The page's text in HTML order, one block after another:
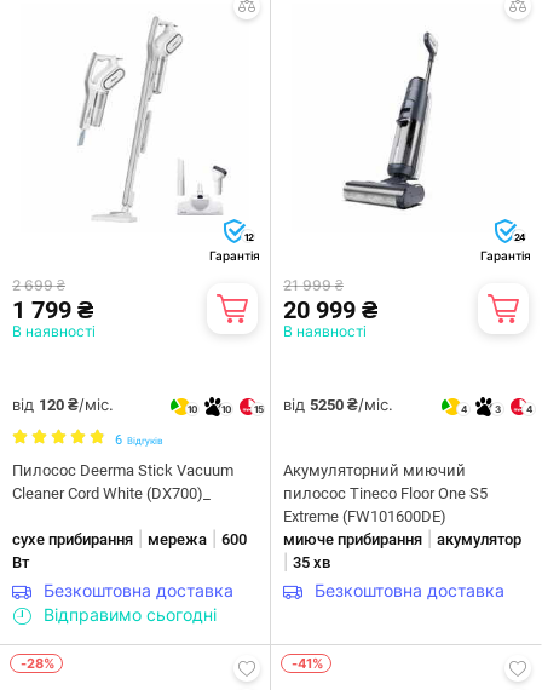
12
Гарантія
2 699 ₴
1 799 ₴
В наявності
від 120 ₴/міс. 10 10 15
6 Відгуків
Пилосос Deerma Stick Vacuum
Cleaner Cord White (DX700)_
сухе прибирання мережа
600
Вт
Безкоштовна доставка
Відправимо сьогодні
24
Гарантія
21 999 ₴
20 999 ₴
В наявності
від 5250 ₴/міс. 4 3 4
Акумуляторний миючий
пилосос Tineco Floor One S5
Extreme (FW101600DE)
миюче прибирання
акумулятор
35 хв
Безкоштовна доставка
-28% -41%